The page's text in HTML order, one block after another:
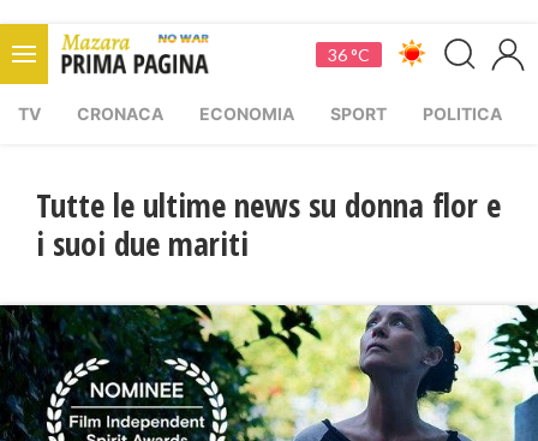
36 °C
TV CRONACA ECONOMIA SPORT POLITICA
Tutte le ultime news su donna flor e
i suoi due mariti